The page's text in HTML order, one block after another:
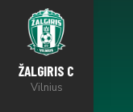
ŽALGIRIS C
Vilnius